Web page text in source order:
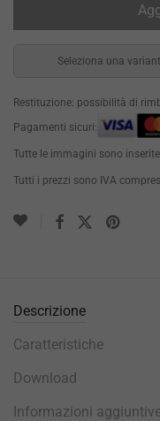
Seleziona una
Restituzione: possibilità di
Pagamenti sicuri:
Tutte le immagini sono
Tutti i prezzi sono IVA
Descrizione
Caratteristiche
Download
Informazioni